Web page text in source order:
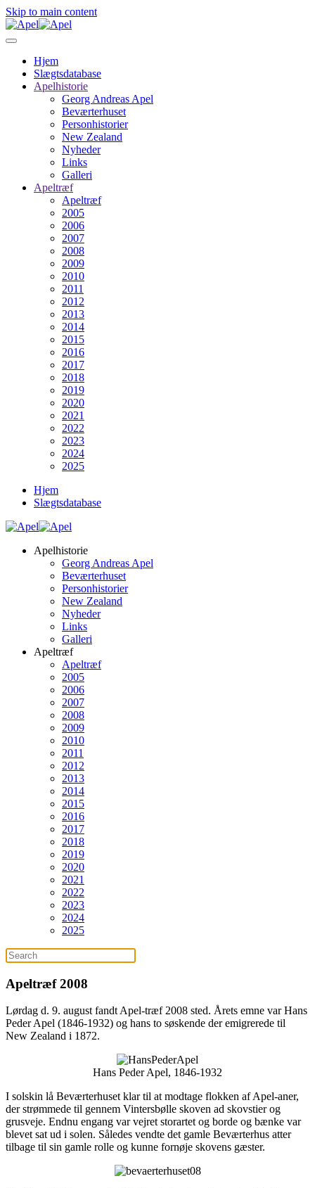
Skip to main content
Hjem
Slægtsdatabase
Apelhistorie
Georg Andreas Apel
Beværterhuset
Personhistorier
New Zealand
Nyheder
Links
Galleri
Apeltræf
Apeltræf
2005
2006
2007
2008
2009
2010
2011
2012
2013
2014
2015
2016
2017
2018
2019
2020
2021
2022
2023
2024
2025
Hjem
Slægtsdatabase
Apelhistorie
Georg Andreas Apel
Beværterhuset
Personhistorier
New Zealand
Nyheder
Links
Galleri
Apeltræf
Apeltræf
2005
2006
2007
2008
2009
2010
2011
2012
2013
2014
2015
2016
2017
2018
2019
2020
2021
2022
2023
2024
2025
Apeltræf 2008
Lørdag d. 9. august fandt Apel-træf 2008 sted. Årets emne var Hans
Peder Apel (1846-1932) og hans to søskende der emigrerede til
New Zealand i 1872.
Hans Peder Apel, 1846-1932
I solskin lå Beværterhuset klar til at modtage flokken af Apel-aner,
der strømmede til gennem Vintersbølle skoven ad skovstier og
grusveje. Endnu engang var vejret storartet og borde og bænke var
blevet sat ud i solen. Således vendte det gamle Beværterhus atter
tilbage til sin gamle rolle og kunne fornøje skovens gæster.